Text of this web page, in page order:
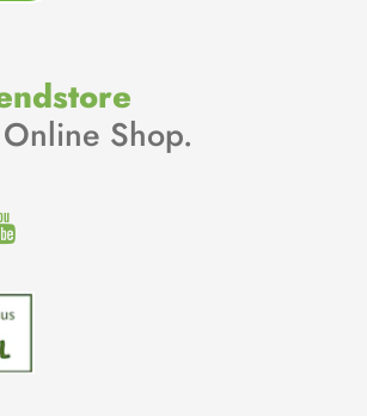
Shop.